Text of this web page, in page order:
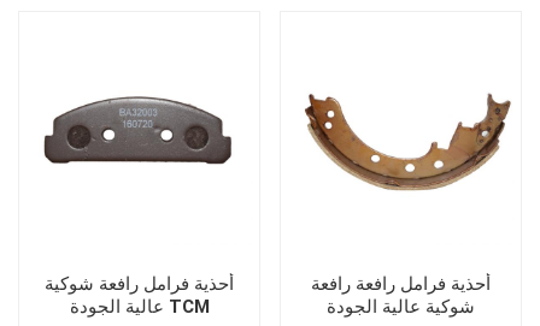
أحذية فرامل رافعة شوكية
عالية الجودة TCM
أحذية فرامل رافعة رافعة
شوكية عالية الجودة